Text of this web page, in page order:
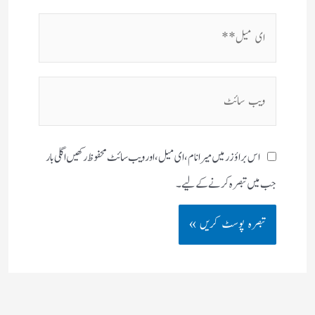
اس براؤزر میں میرا نام، ای میل، اور ویب سائٹ محفوظ رکھیں اگلی بار
جب میں تبصرہ کرنے کےلیے۔